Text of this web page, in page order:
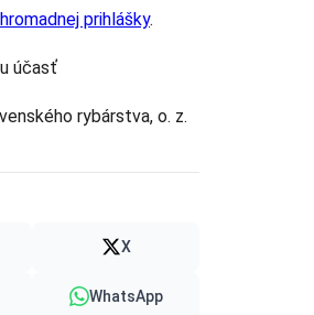
hromadnej prihlášky.
účasť
rybárstva, o. z.
X
WhatsApp